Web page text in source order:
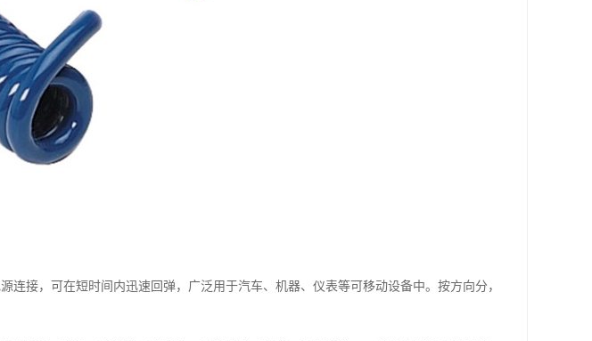
连接，可在短时间内迅速回弹，广泛用于汽车、机器、仪表等可移动设备中。按方向分，